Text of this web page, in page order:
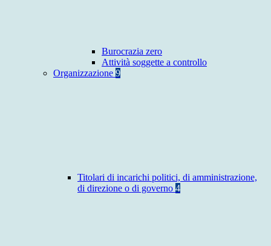
Burocrazia zero
Attività soggette a controllo
Organizzazione 9
Titolari di incarichi politici, di amministrazione,
di direzione o di governo 4